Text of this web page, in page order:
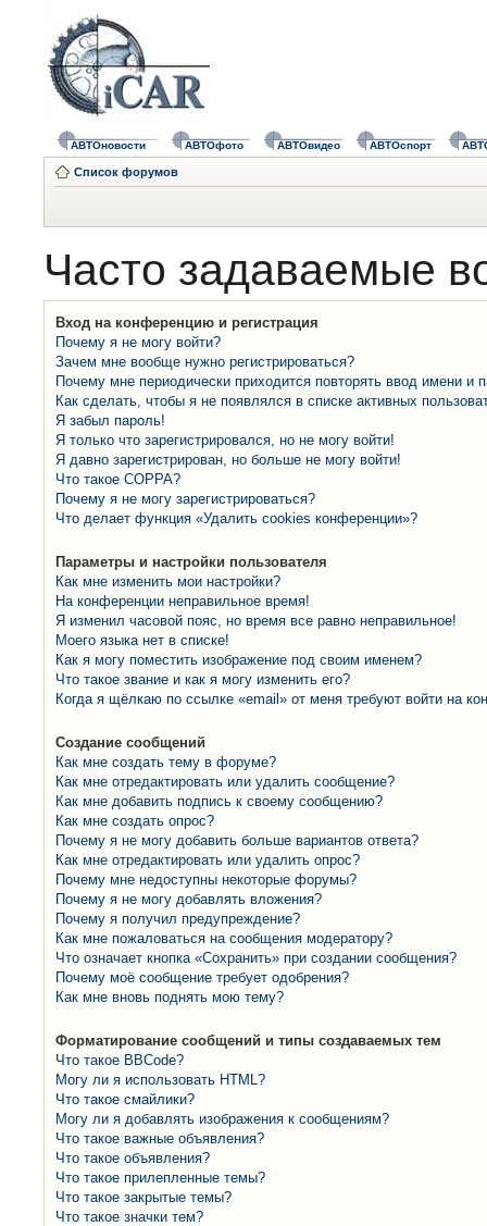
АВТОновости АВТОфото АВТОвидео АВТОспорт
Список форумов
Часто задаваемые
Вход на конференцию и регистрация
Почему я не могу войти?
Зачем мне вообще нужно регистрироваться?
Почему мне периодически приходится повторять ввод имени и
Как сделать, чтобы я не появлялся в списке активных
Я забыл пароль!
Я только что зарегистрировался, но не могу войти!
Я давно зарегистрирован, но больше не могу войти!
Что такое COPPA?
Почему я не могу зарегистрироваться?
Что делает функция «Удалить cookies конференции»?
Параметры и настройки пользователя
Как мне изменить мои настройки?
На конференции неправильное время!
Я изменил часовой пояс, но время все равно неправильное!
Моего языка нет в списке!
Как я могу поместить изображение под своим именем?
Что такое звание и как я могу изменить его?
Когда я щёлкаю по ссылке «email» от меня требуют войти на
Создание сообщений
Как мне создать тему в форуме?
Как мне отредактировать или удалить сообщение?
Как мне добавить подпись к своему сообщению?
Как мне создать опрос?
Почему я не могу добавить больше вариантов ответа?
Как мне отредактировать или удалить опрос?
Почему мне недоступны некоторые форумы?
Почему я не могу добавлять вложения?
Почему я получил предупреждение?
Как мне пожаловаться на сообщения модератору?
Что означает кнопка «Сохранить» при создании сообщения?
Почему моё сообщение требует одобрения?
Как мне вновь поднять мою тему?
Форматирование сообщений и типы создаваемых тем
Что такое BBCode?
Могу ли я использовать HTML?
Что такое смайлики?
Могу ли я добавлять изображения к сообщениям?
Что такое важные объявления?
Что такое объявления?
Что такое прилепленные темы?
Что такое закрытые темы?
Что такое значки тем?